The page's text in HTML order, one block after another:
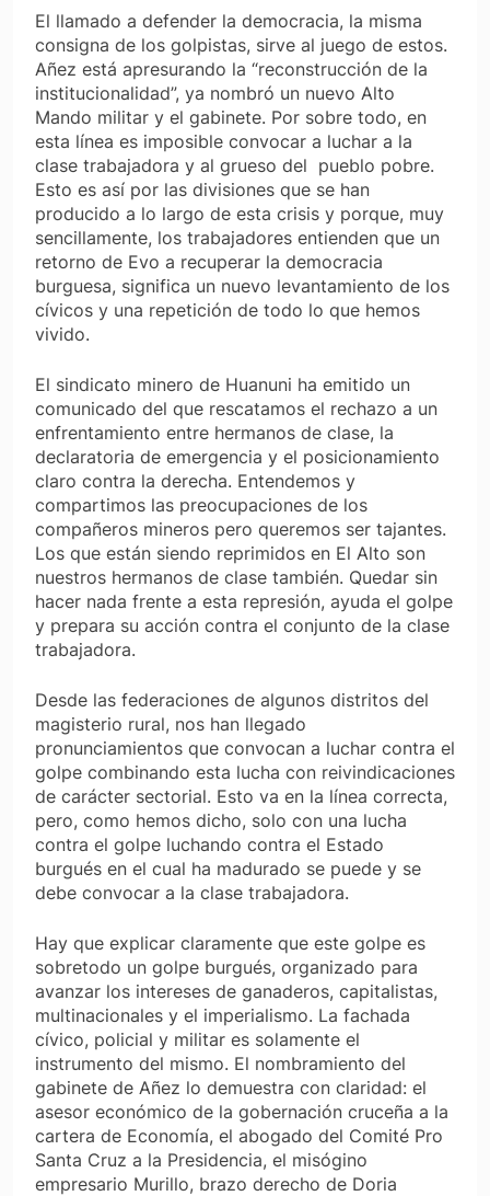
El llamado a defender la democracia, la misma
consigna de los golpistas, sirve al juego de estos.
Añez está apresurando la “reconstrucción de la
institucionalidad”, ya nombró un nuevo Alto
Mando militar y el gabinete. Por sobre todo, en
esta línea es imposible convocar a luchar a la
clase trabajadora y al grueso del pueblo pobre.
Esto es así por las divisiones que se han
producido a lo largo de esta crisis y porque, muy
sencillamente, los trabajadores entienden que un
retorno de Evo a recuperar la democracia
burguesa, significa un nuevo levantamiento de los
cívicos y una repetición de todo lo que hemos
vivido.
El sindicato minero de Huanuni ha emitido un
comunicado del que rescatamos el rechazo a un
enfrentamiento entre hermanos de clase, la
declaratoria de emergencia y el posicionamiento
claro contra la derecha. Entendemos y
compartimos las preocupaciones de los
compañeros mineros pero queremos ser tajantes.
Los que están siendo reprimidos en El Alto son
nuestros hermanos de clase también. Quedar sin
hacer nada frente a esta represión, ayuda el golpe
y prepara su acción contra el conjunto de la clase
trabajadora.
Desde las federaciones de algunos distritos del
magisterio rural, nos han llegado
pronunciamientos que convocan a luchar contra el
golpe combinando esta lucha con reivindicaciones
de carácter sectorial. Esto va en la línea correcta,
pero, como hemos dicho, solo con una lucha
contra el golpe luchando contra el Estado
burgués en el cual ha madurado se puede y se
debe convocar a la clase trabajadora.
Hay que explicar claramente que este golpe es
sobretodo un golpe burgués, organizado para
avanzar los intereses de ganaderos, capitalistas,
multinacionales y el imperialismo. La fachada
cívico, policial y militar es solamente el
instrumento del mismo. El nombramiento del
gabinete de Añez lo demuestra con claridad: el
asesor económico de la gobernación cruceña a la
cartera de Economía, el abogado del Comité Pro
Santa Cruz a la Presidencia, el misógino
empresario Murillo, brazo derecho de Doria